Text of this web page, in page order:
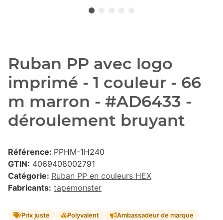
Ruban PP avec logo
imprimé - 1 couleur - 66
m marron - #AD6433 -
déroulement bruyant
Référence: PPHM-1H240
GTIN: 4069408002791
Catégorie: Ruban PP en couleurs HEX
Fabricants: tapemonster
Prix juste Polyvalent Ambassadeur de marque